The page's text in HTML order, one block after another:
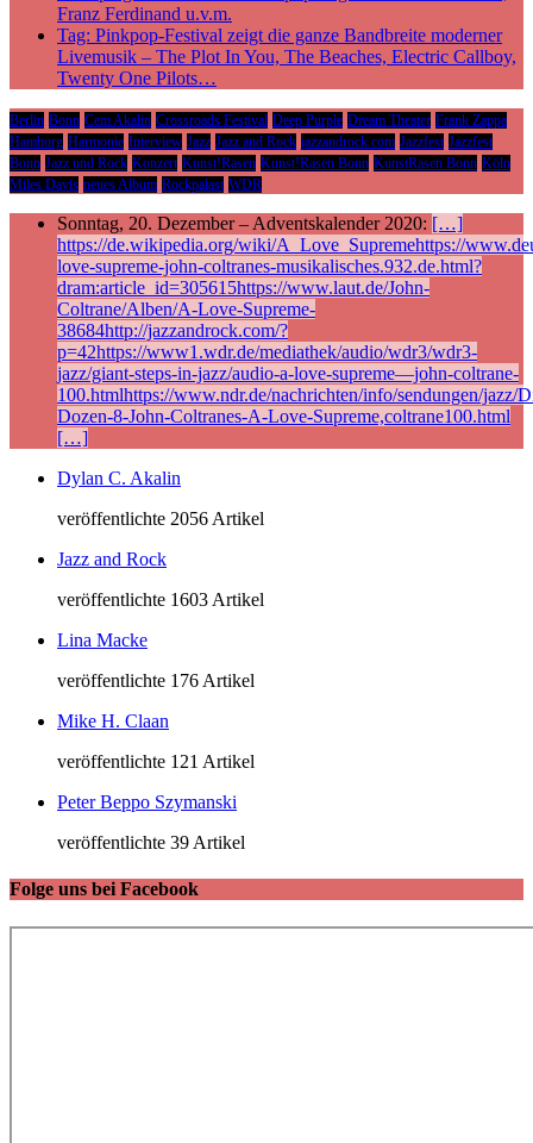
Franz Ferdinand u.v.m.
Tag: Pinkpop-Festival zeigt die ganze Bandbreite moderner
Livemusik – The Plot In You, The Beaches, Electric Callboy,
Twenty One Pilots…
Berlin Bonn Cem Akalin Crossroads Festival Deep Purple Dream Theater Frank Zappa
Hamburg Harmonie Interview Jazz Jazz and Rock jazzandrock.com Jazzfest Jazzfest
Bonn Jazz und Rock Konzert Kunst!Rasen Kunst!Rasen Bonn KunstRasen Bonn Köln
Miles Davis neues Album Rockpalast WDR
Sonntag, 20. Dezember – Adventskalender 2020: […]
https://de.wikipedia.org/wiki/A_Love_Supremehttps://
love-supreme-john-coltranes-musikalisches.932.de.html?
dram:article_id=305615https://www.laut.de/John-
Coltrane/Alben/A-Love-Supreme-
38684http://jazzandrock.com/?
p=42https://www1.wdr.de/mediathek/audio/wdr3/wdr3-
jazz/giant-steps-in-jazz/audio-a-love-supreme—john-coltrane-
100.htmlhttps://www.ndr.de/nachrichten/info/sendungen/jazz/
Dozen-8-John-Coltranes-A-Love-Supreme,coltrane100.html
[…]
Dylan C. Akalin
veröffentlichte 2056 Artikel
Jazz and Rock
veröffentlichte 1603 Artikel
Lina Macke
veröffentlichte 176 Artikel
Mike H. Claan
veröffentlichte 121 Artikel
Peter Beppo Szymanski
veröffentlichte 39 Artikel
Folge uns bei Facebook